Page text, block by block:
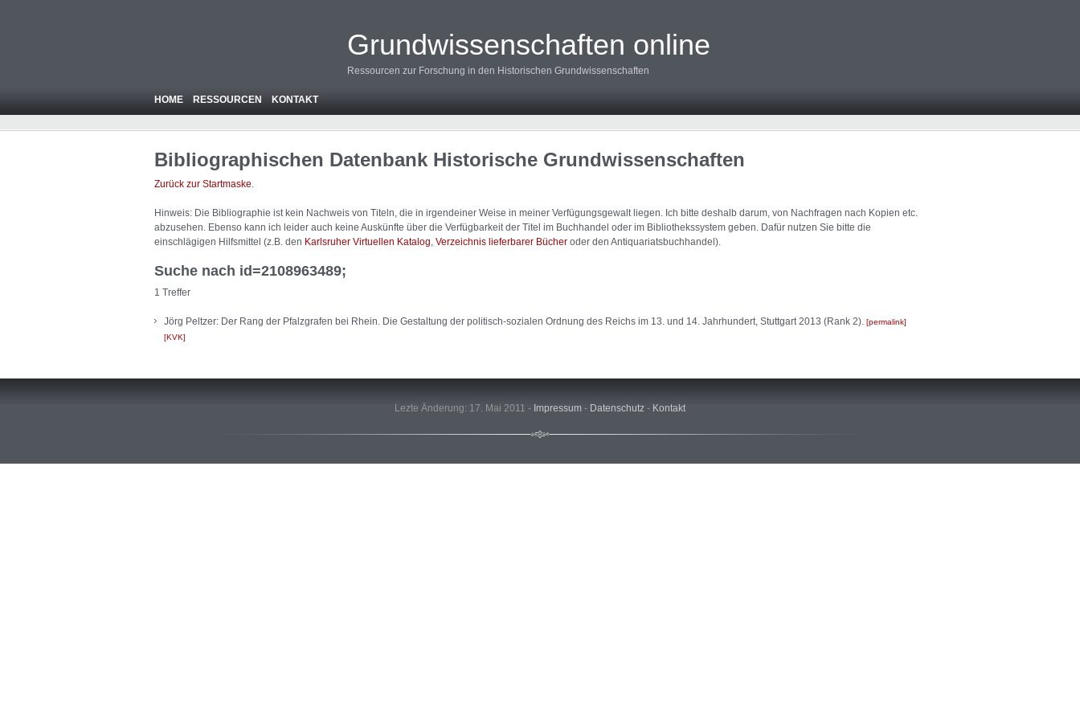
Grundwissenschaften online
Ressourcen zur Forschung in den Historischen Grundwissenschaften
HOME RESSOURCEN KONTAKT
Bibliographischen Datenbank Historische Grundwissenschaften
Zurück zur Startmaske.
Hinweis: Die Bibliographie ist kein Nachweis von Titeln, die in irgendeiner Weise in meiner Verfügungsgewalt liegen. Ich bitte deshalb darum, von Nachfragen nach Kopien etc.
abzusehen. Ebenso kann ich leider auch keine Auskünfte über die Verfügbarkeit der Titel im Buchhandel oder im Bibliothekssystem geben. Dafür nutzen Sie bitte die
einschlägigen Hilfsmittel (z.B. den Karlsruher Virtuellen Katalog Verzeichnis lieferbarer Bücher oder den Antiquariatsbuchhandel).
Suche nach id=2108963489;
1 Treffer
Jörg Peltzer: Der Rang der Pfalzgrafen bei Rhein. Die Gestaltung der politisch-sozialen Ordnung des Reichs im 13. und 14. Jahrhundert, Stuttgart 2013 (Rank 2). permalink
KVK
Lezte Änderung: 17. Mai 2011 - Impressum - Datenschutz - Kontakt